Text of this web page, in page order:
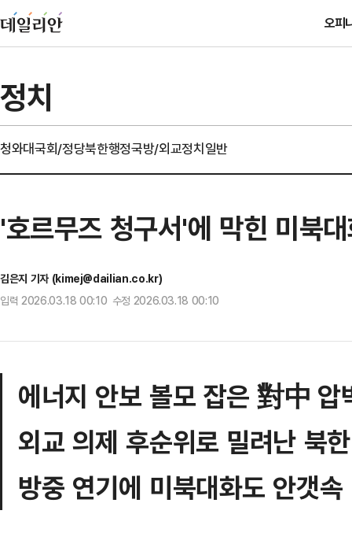
오피
정치
청와대국회/정당북한행정국방/외교정치일반
'호르무즈 청구서'에 막힌 미북
김은지 기자 (kimej@dailian.co.kr)
입력 2026.03.18 00:10 수정 2026.03.18 00:10
에너지 안보 볼모 잡은 對中 압
외교 의제 후순위로 밀려난 북한
방중 연기에 미북대화도 안갯속